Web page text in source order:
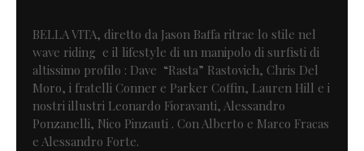
BELLA VITA, diretto da Jason Baffa ritrae lo stile nel
wave riding e il lifestyle di un manipolo di surfisti di
altissimo profilo : Dave “Rasta” Rastovich, Chris Del
Moro, i fratelli Conner e Parker Coffin, Lauren Hill e i
nostri illustri Leonardo Fioravanti, Alessandro
Ponzanelli, Nico Pinzauti . Con Alberto e Marco Fracas
e Alessandro Forte.